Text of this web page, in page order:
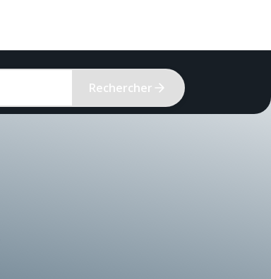
Rechercher